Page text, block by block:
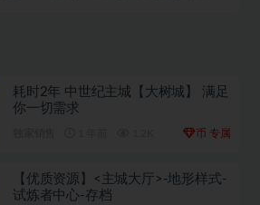
耗时2年 中世纪主城【大树城】 满足
你一切需求
币 专属
【优质资源】<主城大厅>-地形样式-
试炼者中心-存档